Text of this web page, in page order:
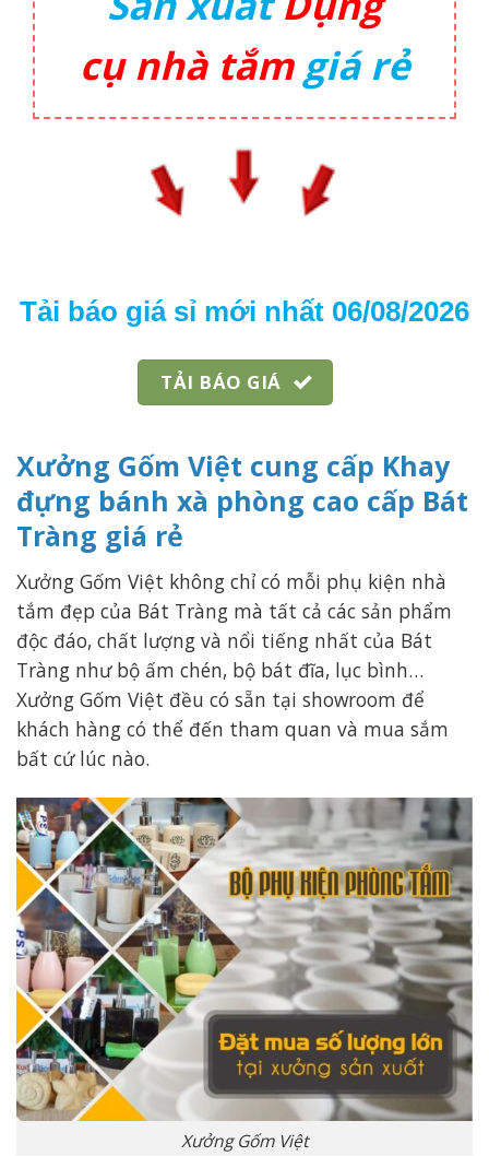
cụnhà tắm giá rẻ
Tải báo giá sỉ mới nhất 06/08/2026
TẢI BÁO GIÁ
Xưởng Gốm Việt cung cấp Khay
đựng bánh xà phòng cao cấp Bát
Tràng giá rẻ
Xưởng Gốm Việt không chỉ có mỗi phụ kiện nhà
tắm đẹp của Bát Tràng mà tất cả các sản phẩm
độc đáo, chất lượng và nổi tiếng nhất của Bát
Tràng như bộ ấm chén, bộ bát đĩa, lục bình…
Xưởng Gốm Việt đều có sẵn tại showroom để
khách hàng có thể đến tham quan và mua sắm
bất cứ lúc nào.
Xưởng Gốm Việt